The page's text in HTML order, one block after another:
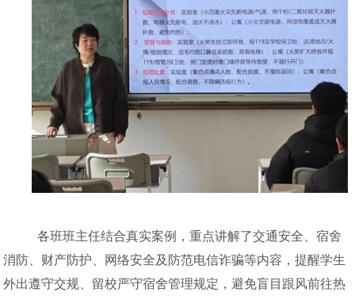
各班班主任结合真实案例，重点讲解了交通安全、宿舍
消防、财产防护、网络安全及防范电信诈骗等内容，提醒学生
外出遵守交规、留校严守宿舍管理规定，避免盲目跟风前往热